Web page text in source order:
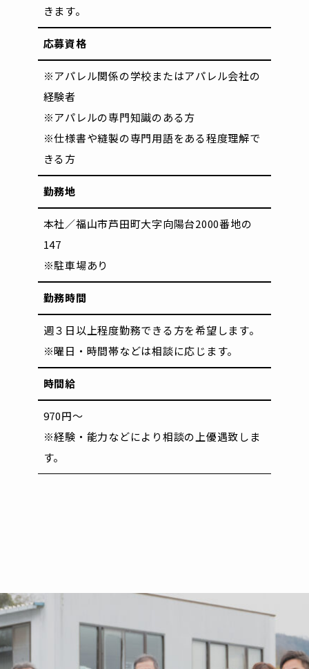
きます。
応募資格
※アパレル関係の学校またはアパレル会社の
経験者
※アパレルの専門知識のある方
※仕様書や縫製の専門用語をある程度理解で
きる方
勤務地
本社／福山市芦田町大字向陽台2000番地の
147
※駐車場あり
勤務時間
週３日以上程度勤務できる方を希望します。
※曜日・時間帯などは相談に応じます。
時間給
970円～
※経験・能力などにより相談の上優遇致しま
す。